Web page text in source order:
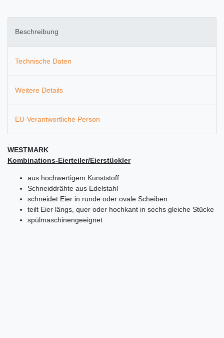
Beschreibung
Technische Daten
Weitere Details
EU-Verantwortliche Person
WESTMARK
Kombinations-Eierteiler/Eierstückler
aus hochwertigem Kunststoff
Schneiddrähte aus Edelstahl
schneidet Eier in runde oder ovale Scheiben
teilt Eier längs, quer oder hochkant in sechs gleiche Stücke
spülmaschinengeeignet